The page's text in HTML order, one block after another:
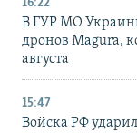
16:22
В ГУР МО
дронов Magura,
августа
15:47
Войска РФ